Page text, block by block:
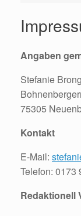
Angaben
Stefanie
75305
Kontakt
E-Mail:
Telefon: 0173
Redaktionell